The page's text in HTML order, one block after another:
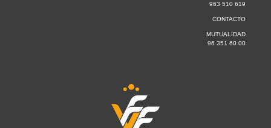
963 510 619
CONTACTO
MUTUALIDAD
96 351 60 00